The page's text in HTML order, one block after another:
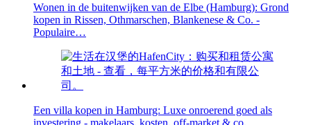
Wonen in de buitenwijken van de Elbe (Hamburg): Grond
kopen in Rissen, Othmarschen, Blankenese & Co. -
Populaire…
Een villa kopen in Hamburg: Luxe onroerend goed als
investering - makelaars, kosten, off-market & co.